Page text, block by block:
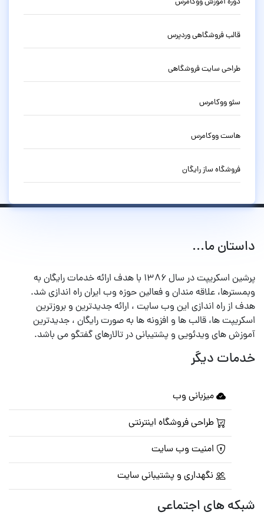
قالب فروشگاهی وردپرس
طراحی سایت فروشگاهی
سئو ووکامرس
هاست ووکامرس
فروشگاه ساز رایگان
داستان ما...
پرشین اسکریپت در سال ۱۳۸۶ با هدف ارائه خدمات رایگان به
وبمسترها، علاقه مندان و فعالین حوزه وب ایران راه اندازی شد.
هدف از راه اندازی این وب سایت ، ارائه جدیدترین و بروزترین
اسکریپت ها، قالب ها و افزونه ها به صورت رایگان ، جدیدترین
آموزش های ویدئویی و پشتیبانی در تالارهای گفتگو می باشد.
خدمات دیگر
میزبانی وب
طراحی فروشگاه اینترنتی
امنیت وب سایت
نگهداری و پشتیبانی سایت
شبکه های اجتماعی